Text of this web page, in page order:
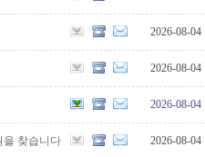
2026-08-04
2026-08-04
2026-08-04
을 찾습니다 2026-08-04